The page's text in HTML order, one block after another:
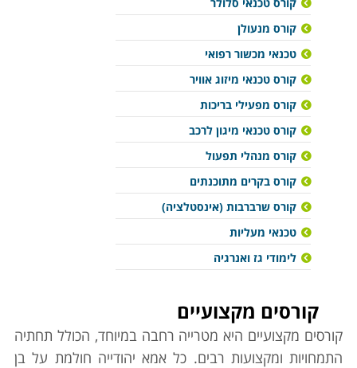
קורס מנעולן
טכנאי מכשור רפואי
קורס טכנאי מיזוג אוויר
קורס מפעילי בריכות
קורס טכנאי מיגון לרכב
קורס מנהלי תפעול
קורס בקרים מתוכנתים
קורס שרברבות (אינסטלציה)
טכנאי מעליות
לימודי גז ואנרגיה
קורסים מקצועיים
קורסים מקצועיים היא מטרייה רחבה במיוחד, הכולל תחתיה
התמחויות ומקצועות רבים. כל אמא יהודייה חולמת על בן